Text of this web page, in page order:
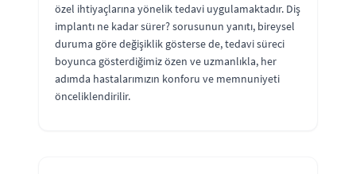
özel ihtiyaçlarına yönelik tedavi uygulamaktadır. Diş
implantı ne kadar sürer? sorusunun yanıtı, bireysel
duruma göre değişiklik gösterse de, tedavi süreci
boyunca gösterdiğimiz özen ve uzmanlıkla, her
adımda hastalarımızın konforu ve memnuniyeti
önceliklendirilir.